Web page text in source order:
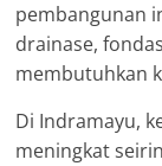
pembangunan
drainase,
membutuhkan
Di Indramayu,
meningkat